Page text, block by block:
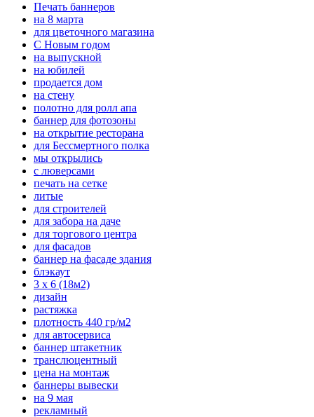
Печать баннеров
на 8 марта
для цветочного магазина
С Новым годом
на выпускной
на юбилей
продается дом
на стену
полотно для ролл апа
баннер для фотозоны
на открытие ресторана
для Бессмертного полка
мы открылись
с люверсами
печать на сетке
литые
для строителей
для забора на даче
для торгового центра
для фасадов
баннер на фасаде здания
блэкаут
3 х 6 (18м2)
дизайн
растяжка
плотность 440 гр/м2
для автосервиса
баннер штакетник
транслюцентный
цена на монтаж
баннеры вывески
на 9 мая
рекламный